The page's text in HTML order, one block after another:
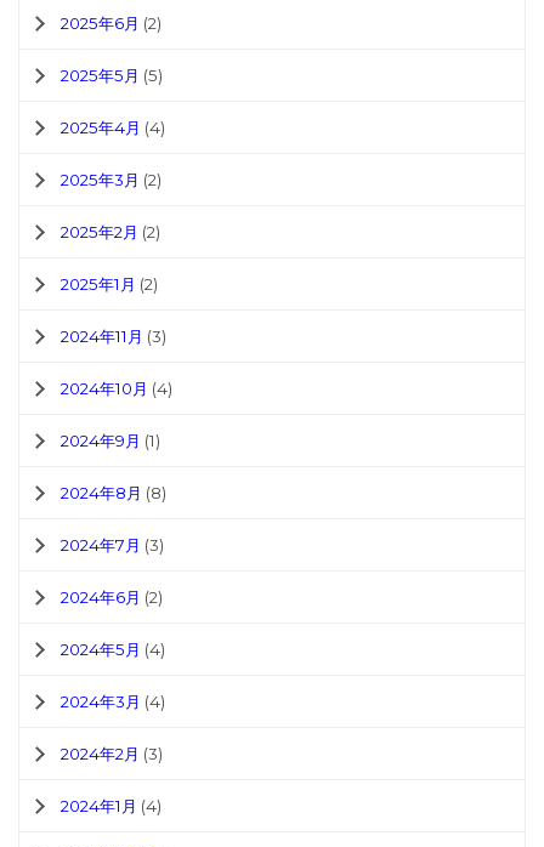
2025年6月 (2)
2025年5月 (5)
2025年4月 (4)
2025年3月 (2)
2025年2月 (2)
2025年1月 (2)
2024年11月 (3)
2024年10月 (4)
2024年9月 (1)
2024年8月 (8)
2024年7月 (3)
2024年6月 (2)
2024年5月 (4)
2024年3月 (4)
2024年2月 (3)
2024年1月 (4)